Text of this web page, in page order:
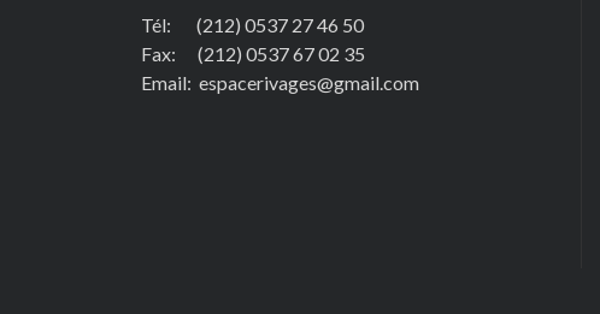
Tél: (212) 0537 27 46 50
Fax: (212) 0537 67 02 35
Email: espacerivages@gmail.com